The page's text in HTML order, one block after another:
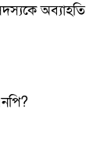
অব্যাহতি